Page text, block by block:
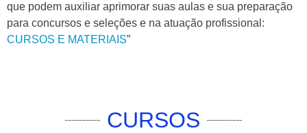
que podem auxiliar aprimorar suas aulas e sua preparação
para concursos e seleções e na atuação profissional:
CURSOS E MATERIAIS”
CURSOS